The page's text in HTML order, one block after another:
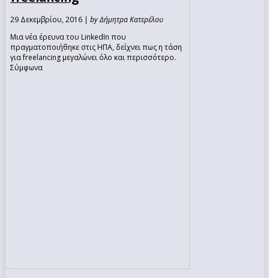
29 Δεκεμβρίου, 2016 | by Δήμητρα Κατερέλου
Μια νέα έρευνα του LinkedIn που
πραγματοποιήθηκε στις ΗΠΑ, δείχνει πως η τάση
για freelancing μεγαλώνει όλο και περισσότερο.
Σύμφωνα